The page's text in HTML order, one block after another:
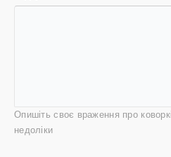
Опишіть своє враження про
недоліки